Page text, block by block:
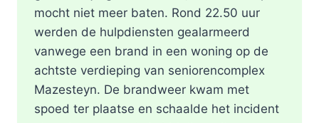
mocht niet meer baten. Rond 22.50 uur
werden de hulpdiensten gealarmeerd
vanwege een brand in een woning op de
achtste verdieping van seniorencomplex
Mazesteyn. De brandweer kwam met
spoed ter plaatse en schaalde het incident